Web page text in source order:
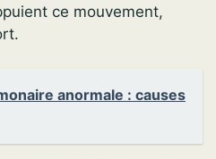
ce mouvement,
anormale : causes